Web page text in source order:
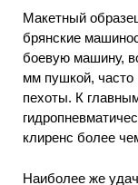
Макетный
брянские
боевую машину,
мм пушкой,
пехоты. К
клиренс более
Наиболее же